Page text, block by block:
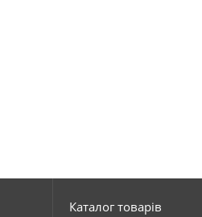
Каталог товарів